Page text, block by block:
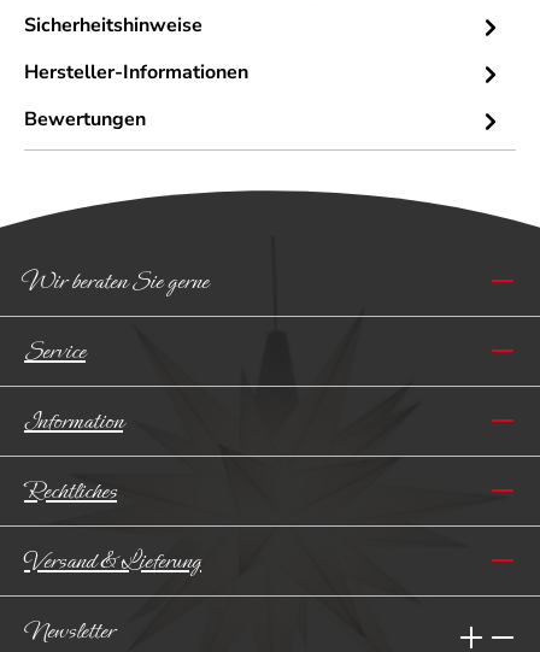
Sicherheitshinweise
Hersteller-Informationen
Bewertungen
Wir beraten Sie gerne
Service
Information
Rechtliches
Versand & Lieferung
Newsletter